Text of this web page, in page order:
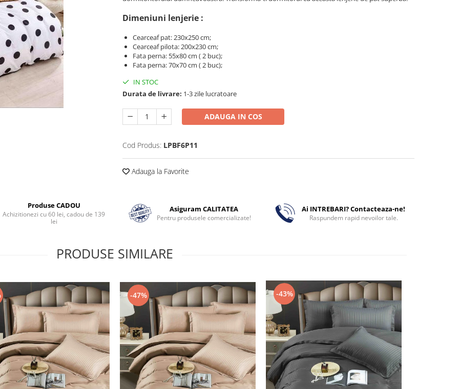
Dimeniuni lenjerie :
Cearceaf pat: 230x250 cm;
Cearceaf pilota: 200x230 cm;
Fata perna: 55x80 cm ( 2 buc);
Fata perna: 70x70 cm ( 2 buc);
IN STOC
Durata de livrare: 1-3 zile lucratoare
ADAUGA IN COS
Cod Produs: LPBF6P11
Adauga la Favorite
Produse CADOU
Achizitionezi cu 60 lei, cadou de 139
lei
Asiguram CALITATEA
Pentru produsele comercializate!
Ai INTREBARI? Contacteaza-ne!
Raspundem rapid nevoilor tale.
PRODUSE SIMILARE
-47% -43%